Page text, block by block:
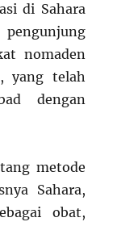
di Sahara
nomaden
yang telah
dengan
metode
Sahara,
obat,